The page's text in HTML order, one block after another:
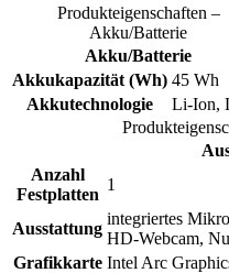
Produkteigenschaften –
Akku/Batterie
Akku/Batterie
Akkukapazität (Wh) 45 Wh
Akkutechnologie
Li-Ion,
Anzahl
Festplatten
1
Ausstattung
integriertes
HD-Webcam,
Grafikkarte Intel Arc